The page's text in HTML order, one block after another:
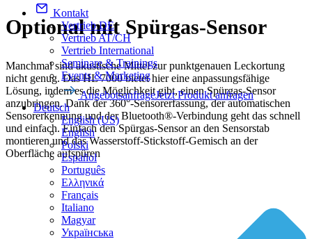
Kontakt
Vertrieb DE
Vertrieb AT/CH
Vertrieb International
Seminare & Trainings
Events & Marketing
AngebotsanfrageJetzt Produkt anfragen
Deutsch
English (US)
English
Polski
Español
Português
Ελληνικά
Français
Italiano
Magyar
Українська
Optional mit Spürgas-Sensor
Manchmal sind akustische Mittel zur punktgenauen Leckortung
nicht genug. Das HL 7000 bietet hier eine anpassungsfähige
Lösung, indem es die Möglichkeit gibt, einen Spürgas-Sensor
anzubringen. Dank der 360°-Sensorerfassung, der automatischen
Sensorerkennung und der Bluetooth®-Verbindung geht das schnell
und einfach. Einfach den Spürgas-Sensor an den Sensorstab
montieren und das Wasserstoff-Stickstoff-Gemisch an der
Oberfläche aufspüren